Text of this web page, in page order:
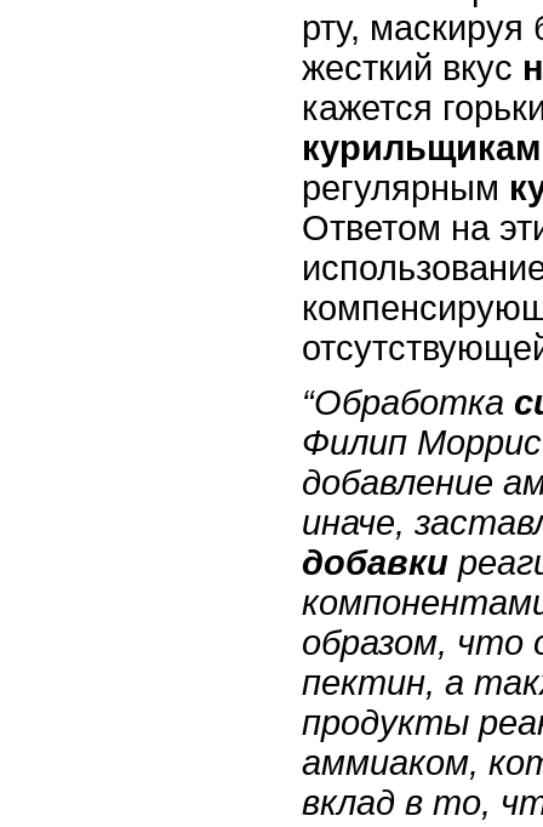
рту, маскируя
жесткий вкус
кажется
курильщикам
регулярным
Ответом на
“Обработка
Филип
добавление
иначе,
добавки
образом, что
пектин, а
продукты
аммиаком,
вклад в то,